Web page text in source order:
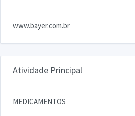
www.bayer.com.br
Atividade Principal
MEDICAMENTOS